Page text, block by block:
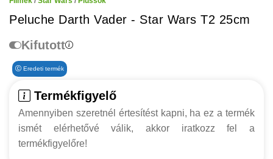
Peluche Darth Vader - Star Wars T2 25cm
Kifutott
Eredeti termék
Termékfigyelő
Amennyiben szeretnél értesítést kapni, ha ez a termék
ismét elérhetővé válik, akkor iratkozz fel a
termékfigyelőre!